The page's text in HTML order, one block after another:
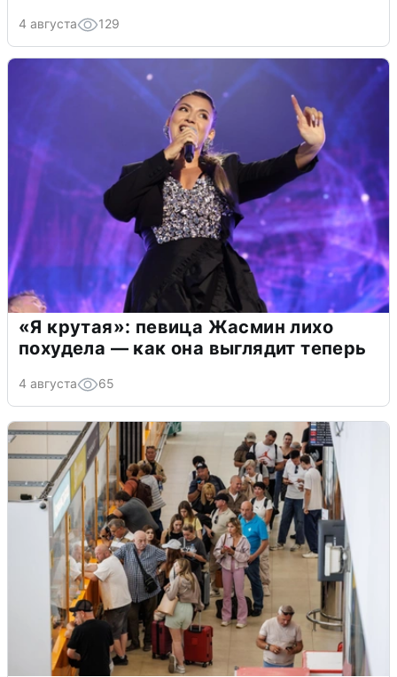
4 августа 129
«Я крутая»: певица Жасмин лихо
похудела — как она выглядит теперь
4 августа 65